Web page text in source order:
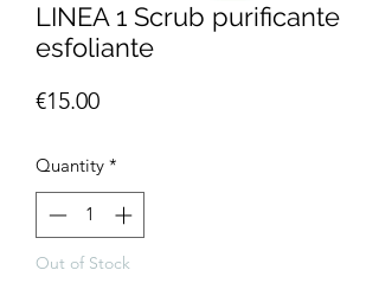
LINEA 1 Scrub purificante
esfoliante
€15.00Price
Quantity *
Out of Stock